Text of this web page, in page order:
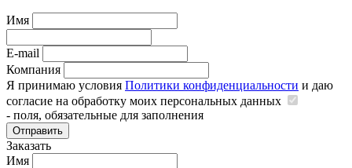
Имя
E-mail
Компания
Я принимаю условия Политики конфиденциальности и даю
согласие на обработку моих персональных данных
- поля, обязательные для заполнения
Отправить
Заказать
Имя